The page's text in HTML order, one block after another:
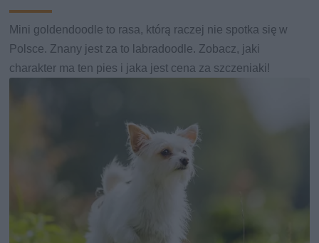
Mini goldendoodle to rasa, którą raczej nie spotka się w
Polsce. Znany jest za to labradoodle. Zobacz, jaki
charakter ma ten pies i jaka jest cena za szczeniaki!